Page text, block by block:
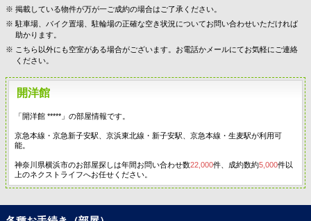
掲載している物件が万が一ご成約の場合はご了承ください。
駐車場、バイク置場、駐輪場の正確な空き状況についてお問い合わせいただければ
助かります。
こちら以外にも空室がある場合がございます。お電話かメールにてお気軽にご連絡
ください。
開洋館
「開洋館 *****」の部屋情報です。
京急本線・京急新子安駅、京浜東北線・新子安駅、京急本線・生麦駅が利用可
能。
神奈川県横浜市のお部屋探しは年間お問い合わせ数22,000件、成約数約5,000件以
上のネクストライフへお任せください。